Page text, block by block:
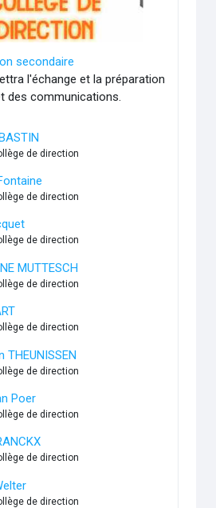
secondaire
l'échange et la préparation
des communications.
de direction
de direction
de direction
MUTTESCH
de direction
de direction
THEUNISSEN
de direction
Poer
de direction
de direction
de direction